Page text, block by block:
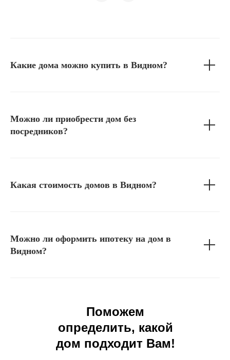
Какие дома можно купить в Видном?
Можно ли приобрести дом без
посредников?
Какая стоимость домов в Видном?
Можно ли оформить ипотеку на дом в
Видном?
Поможем
определить, какой
дом подходит Вам!